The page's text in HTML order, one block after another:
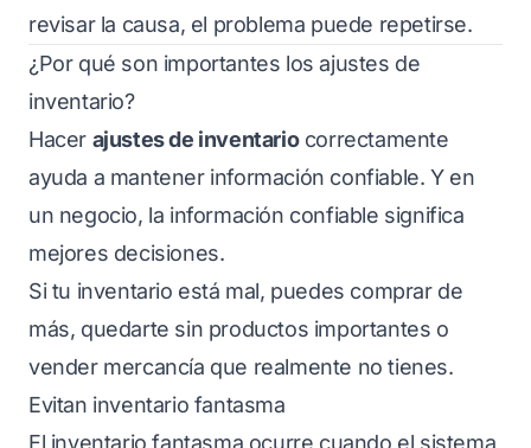
revisar la causa, el problema puede repetirse.
¿Por qué son importantes los ajustes de
inventario?
Hacer ajustes de inventariocorrectamente
ayuda a mantener información confiable. Y en
un negocio, la información confiable significa
mejores decisiones.
Si tu inventario está mal, puedes comprar de
más, quedarte sin productos importantes o
vender mercancía que realmente no tienes.
Evitan inventario fantasma
El inventario fantasma ocurre cuando el sistema